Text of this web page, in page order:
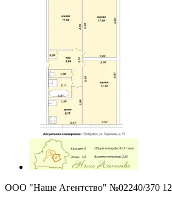
ООО "Наше Агентство" №02240/370